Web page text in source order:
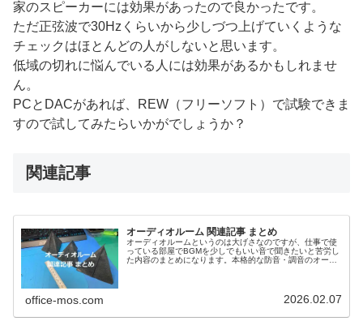
家のスピーカーには効果があったので良かったです。
ただ正弦波で30Hzくらいから少しづつ上げていくような
チェックはほとんどの人がしないと思います。
低域の切れに悩んでいる人には効果があるかもしれませ
ん。
PCとDACがあれば、REW（フリーソフト）で試験できま
すので試してみたらいかがでしょうか？
関連記事
オーディオルーム 関連記事 まとめ
オーディオルームというのは大げさなのですが、仕事で使
っている部屋でBGMを少しでもいい音で聞きたいと苦労し
た内容のまとめになります。本格的な防音・調音のオーデ
office-mos.com 2026.02.07